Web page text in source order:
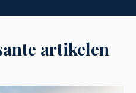
artikelen